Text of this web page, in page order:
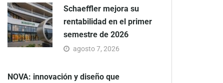
Schaeffler mejora su
rentabilidad en el primer
semestre de 2026
agosto 7, 2026
NOVA: innovación y diseño que